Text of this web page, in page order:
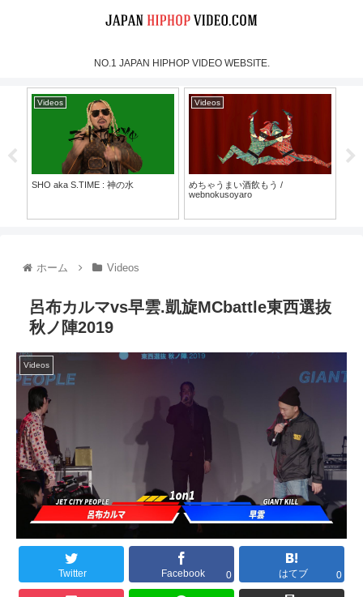
NO.1 JAPAN HIPHOP VIDEO WEBSITE.
Videos
SHO aka S.TIME : 神の水
Videos
めちゃうまい酒飲もう /
webnokusoyaro
ホーム Videos
呂布カルマvs早雲.凱旋MCbattle東西選抜
秋ノ陣2019
Videos
Twitter Facebook 0 はてブ 0